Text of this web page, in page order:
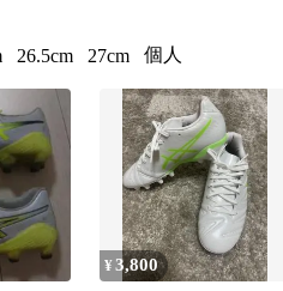
26.5cm 27cm 個人
¥3,800